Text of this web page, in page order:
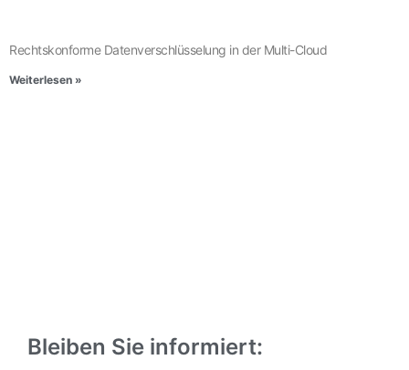
Rechtskonforme Datenverschlüsselung in der Multi-Cloud
Weiterlesen »
Bleiben Sie informiert: